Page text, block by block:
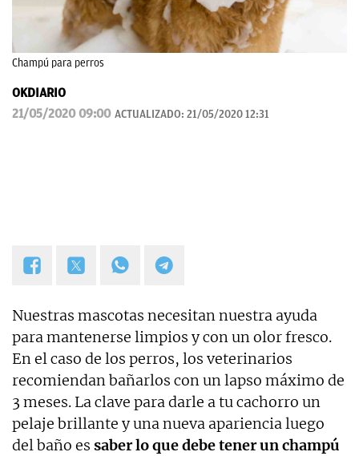
Champú para perros
OKDIARIO
21/05/2020 09:00 ACTUALIZADO: 21/05/2020 12:31
Nuestras mascotas necesitan nuestra ayuda
para mantenerse limpios y con un olor fresco.
En el caso de los perros, los veterinarios
recomiendan bañarlos con un lapso máximo de
3 meses. La clave para darle a tu cachorro un
pelaje brillante y una nueva apariencia luego
del baño es saber lo que debetener un champú